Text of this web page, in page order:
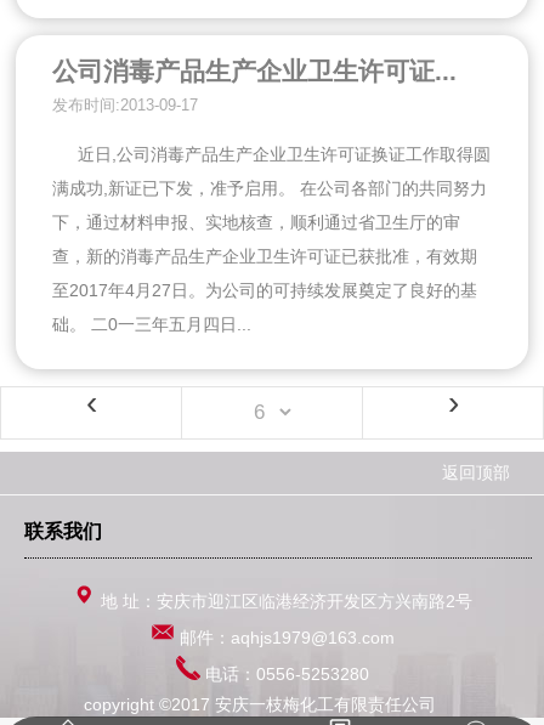
公司消毒产品生产企业卫生许可证...
发布时间:2013-09-17
近日,公司消毒产品生产企业卫生许可证换证工作取得圆
满成功,新证已下发，准予启用。 在公司各部门的共同努力
下，通过材料申报、实地核查，顺利通过省卫生厅的审
查，新的消毒产品生产企业卫生许可证已获批准，有效期
至2017年4月27日。为公司的可持续发展奠定了良好的基
础。 二0一三年五月四日...
‹ ›
返回顶部
联系我们
地 址：安庆市迎江区临港经济开发区方兴南路2号
邮件：aqhjs1979@163.com
电话：0556-5253280
copyright ©2017 安庆一枝梅化工有限责任公司